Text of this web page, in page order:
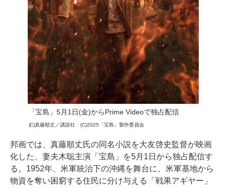
「宝島」5月1日(金)からPrime Videoで独占配信
(C)真藤順丈／講談社 (C)2025「宝島」製作委員会
邦画では、真藤順丈氏の同名小説を大友啓史監督が映画
化した、妻夫木聡主演「宝島」を5月1日から独占配信す
る。1952年、米軍統治下の沖縄を舞台に、米軍基地から
物資を奪い困窮する住民に分け与える「戦果アギヤー」